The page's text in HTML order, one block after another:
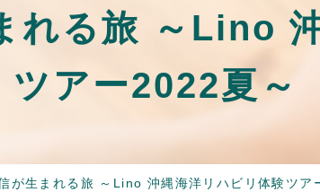
れる旅 ～Lino
ツアー2022夏～
信が生まれる旅 ～Lino 沖縄海洋リハビリ体験ツア